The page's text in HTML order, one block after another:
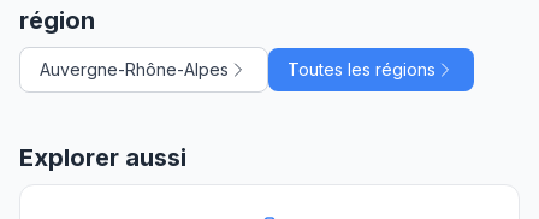
région
Auvergne-Rhône-Alpes Toutes les régions
Explorer aussi